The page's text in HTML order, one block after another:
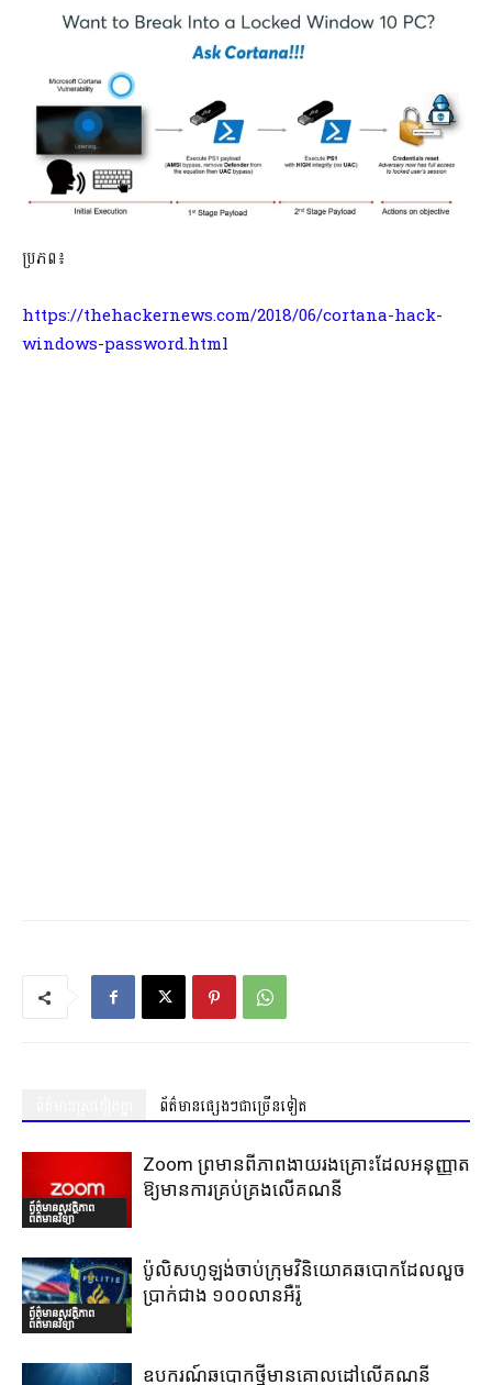
ប្រភព៖
https://thehackernews.com/2018/06/cortana-hack-
windows-password.html
ព័ត៌មានផ្សេងៗជាច្រើនទៀត
ព័ត៌មានសុវត្ថិភាព
ព័ត៌មានវិទ្យា
Zoom ព្រមានពីភាពងាយរងគ្រោះដែលអនុញ្ញាត
ឱ្យមានការគ្រប់គ្រងលើគណនី
ព័ត៌មានសុវត្ថិភាព
ព័ត៌មានវិទ្យា
ប៉ូលិសហូឡង់ចាប់ក្រុមវិនិយោគឆបោកដែលលួច
ប្រាក់ជាង ១០០លានអឺរ៉ូ
ឧបករណ៍ឆបោកថ្មីមានគោលដៅលើគណនី